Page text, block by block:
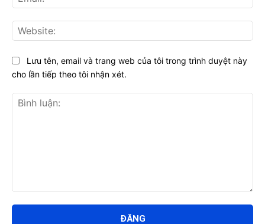
luận:
Lưu tên, email và trang web của tôi trong trình duyệt này
cho lần tiếp theo tôi nhận xét.